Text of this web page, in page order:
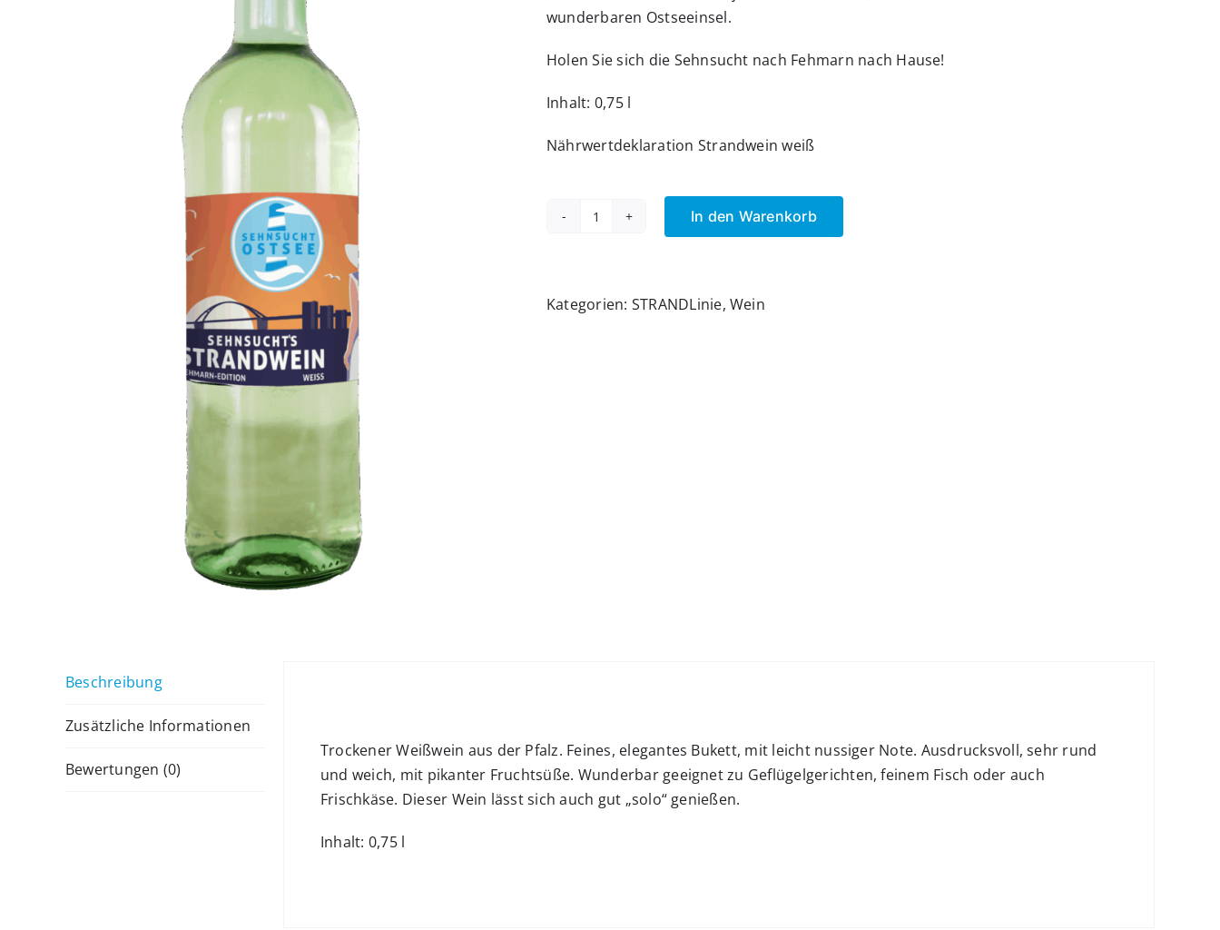
wunderbaren Ostseeinsel.
Holen Sie sich die Sehnsucht nach Fehmarn nach Hause!
Inhalt: 0,75 l
Nährwertdeklaration Strandwein weiß
STRANDWein
Menge
In den Warenkorb
Alternative:
Kategorien: STRANDLinie,Wein
Beschreibung
Zusätzliche Informationen
Bewertungen (0)
Trockener Weißwein aus der Pfalz. Feines, elegantes Bukett, mit leicht nussiger Note. Ausdrucksvoll, sehr rund
und weich, mit pikanter Fruchtsüße. Wunderbar geeignet zu Geflügelgerichten, feinem Fisch oder auch
Frischkäse. Dieser Wein lässt sich auch gut „solo“ genießen.
Inhalt: 0,75 l